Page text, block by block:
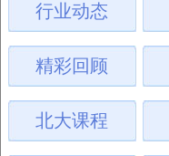
行业动态
精彩回顾
北大课程